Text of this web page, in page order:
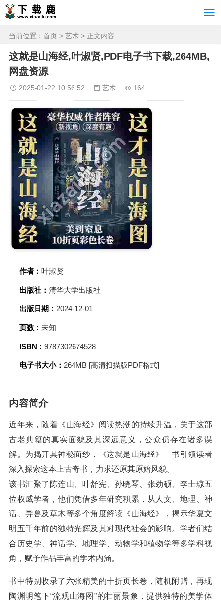
当前位置： 首页 > 艺术 > 正文内容
这就是山海经,叶淑贤,PDF电子书下载,264MB,
网盘资源
2025-01-22 10:56:52 艺术 164
作者： 叶淑贤
出版社： 清华大学出版社
出版日期： 2024-12-01
页数： 未知
ISBN： 9787302674528
电子书大小： 264MB [高清扫描版PDF格式]
内容简介
近年来，随着《山海经》阅读热潮的持续升温，关于这部
古老典籍的真实面貌及其深远意义，公众仍存在诸多误
解。为揭开其神秘面纱，《这就是山海经》一书引领读者
深入探索这本上古奇书，力求还原其原始风貌。
该书汇聚了陈连山、叶舒宪、孙晓琴、张劲硕、李士琼五
位权威学者，他们凭借多年研究积累，从人文、地理、神
话、异兽及草木等多个角度解读《山海经》，揭示华夏文
明五千年前的独特光辉及其对现代社会的影响。学者们结
合历史学、神话学、地理学、动物学和植物学等多学科视
角，赋予作品丰富的学术内涵。
书中特别收录了六张精美的十折页长卷，随机附赠，再现
陶渊明笔下“流观山海图”的壮丽景象，提供独特的美学体